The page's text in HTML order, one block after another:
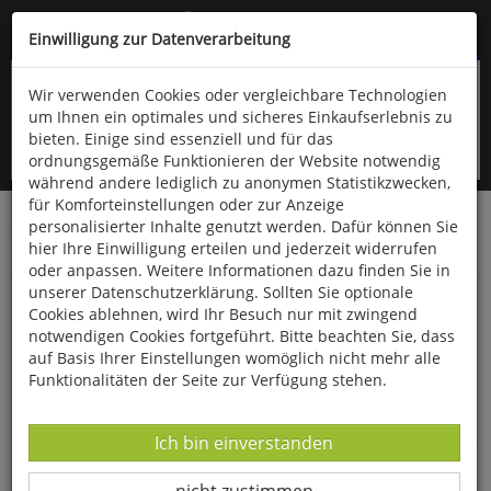
Kompletten Head der Seite überspringen
oder (06766) 9323-960
Startseite Bücher Downloads
Zeitschriften
Der Falke
Die Vogelwelt der Kapverden
Einwilligung zur Datenverarbeitung
Wir verwenden Cookies oder vergleichbare Technologien
um Ihnen ein optimales und sicheres Einkaufserlebnis zu
bieten. Einige sind essenziell und für das
ordnungsgemäße Funktionieren der Website notwendig
während andere lediglich zu anonymen Statistikzwecken,
für Komforteinstellungen oder zur Anzeige
personalisierter Inhalte genutzt werden. Dafür können Sie
hier Ihre Einwilligung erteilen und jederzeit widerrufen
oder anpassen. Weitere Informationen dazu finden Sie in
unserer Datenschutzerklärung. Sollten Sie optionale
Cookies ablehnen, wird Ihr Besuch nur mit zwingend
notwendigen Cookies fortgeführt. Bitte beachten Sie, dass
auf Basis Ihrer Einstellungen womöglich nicht mehr alle
Funktionalitäten der Seite zur Verfügung stehen.
Datenverarbeitung -
Ich bin einverstanden